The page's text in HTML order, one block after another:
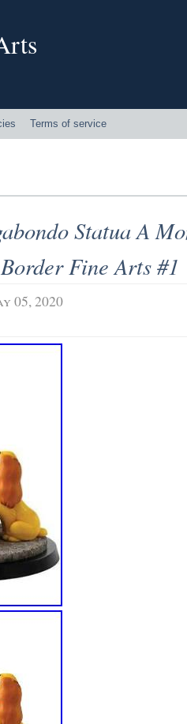
Terms of service
Statua A
Fine Arts #1
05, 2020